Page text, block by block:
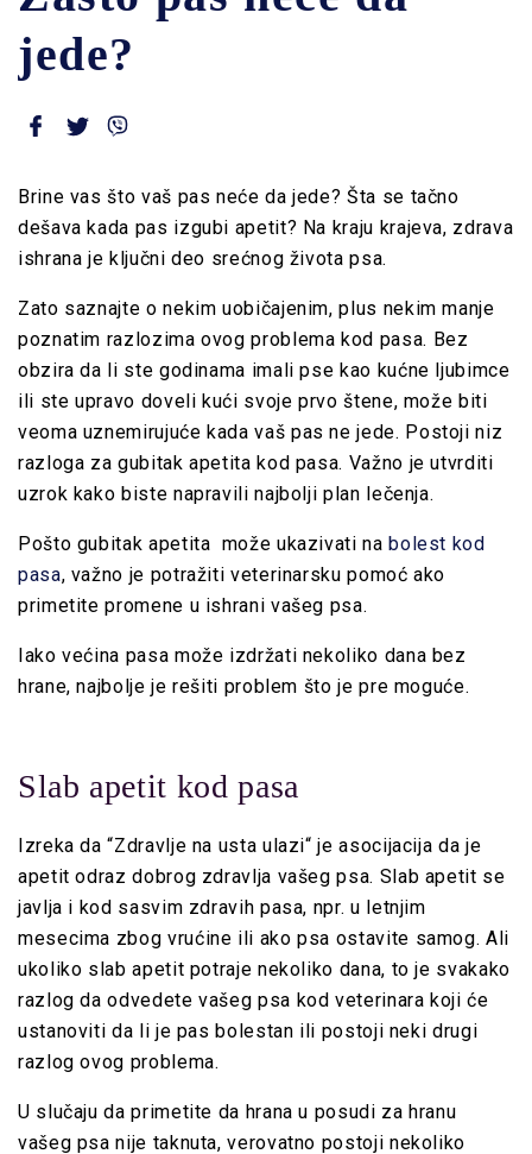
jede?
Brine vas što vaš pas neće da jede? Šta se tačno
dešava kada pas izgubi apetit? Na kraju krajeva, zdrava
ishrana je ključni deo srećnog života psa.
Zato saznajte o nekim uobičajenim, plus nekim manje
poznatim razlozima ovog problema kod pasa. Bez
obzira da li ste godinama imali pse kao kućne ljubimce
ili ste upravo doveli kući svoje prvo štene, može biti
veoma uznemirujuće kada vaš pas ne jede. Postoji niz
razloga za gubitak apetita kod pasa. Važno je utvrditi
uzrok kako biste napravili najbolji plan lečenja.
Pošto gubitak apetita može ukazivati nabolest kod
pasa, važno je potražiti veterinarsku pomoć ako
primetite promene u ishrani vašeg psa.
Iako većina pasa može izdržati nekoliko dana bez
hrane, najbolje je rešiti problem što je pre moguće.
Slab apetit kod pasa
Izreka da “Zdravlje na usta ulazi“ je asocijacija da je
apetit odraz dobrog zdravlja vašeg psa. Slab apetit se
javlja i kod sasvim zdravih pasa, npr. u letnjim
mesecima zbog vrućine ili ako psa ostavite samog. Ali
ukoliko slab apetit potraje nekoliko dana, to je svakako
razlog da odvedete vašeg psa kod veterinara koji će
ustanoviti da li je pas bolestan ili postoji neki drugi
razlog ovog problema.
U slučaju da primetite da hrana u posudi za hranu
vašeg psa nije taknuta, verovatno postoji nekoliko